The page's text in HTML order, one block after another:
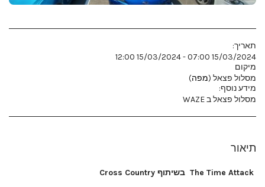
תאריך:
15/03/2024 07:00 - 15/03/2024 12:00
מיקום
מסלול פצאל (מפה)
מידע נוסף:
מסלול פצאל ב WAZE
תיאור
בשיתוף Cross Country